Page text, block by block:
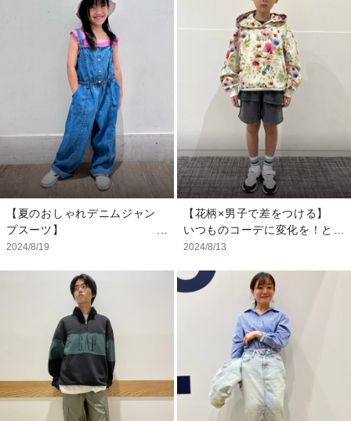
イプシャツ！ 冷房対策とし
ての羽織りから秋の着映えコ
ーデまで楽しめます！
【スタッフ着用サイズ】
・シャツ：XXS
・インナー：XS
・デニム：24
ら使っていただけます。
【スタッフ着用サイズ】
・アウター：L
・インナー：M
・ボトムス：L
【夏のおしゃれデニムジャン
プスーツ】
大人顔負けのデニムジャンプ
心地抜群。 シーズンに合わ
せてインナーを変えればシー
ズン長く着用できます。 サ
イズ感大きめに着るのがオス
スメです！
【モデル着用サイズ】
・トップス：120cm
・デニム：130cm
2024/8/19
【花柄×男子で差をつける】
いつものコーデに変化を！と
言うことで、今回は大胆に花
girl'sラインの花柄のパーカ
ーはサイズアップして丈感を
カバー！ 合わせるボトムス
はウォッシュプルオンパン
ツ。 ウォッシュ加工の施さ
れたヴィンテージ感のあるパ
ンツとフェミニンなトップス
で男の子でも着やすいカッコ
可愛いコーデを実現させまし
2024/8/13